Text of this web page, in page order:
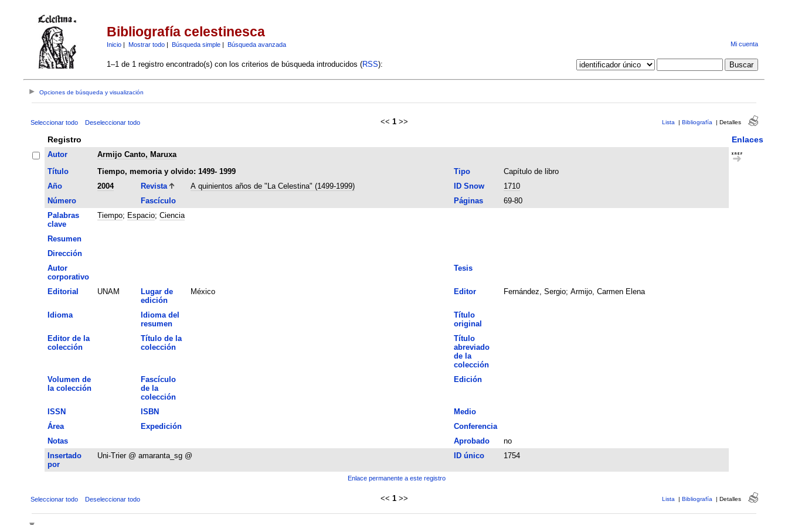
Bibliografía celestinesca
Inicio| Mostrar todo| Búsqueda simple| Búsqueda avanzada Mi cuenta
1–1 de 1 registro encontrado(s) con los criterios de búsqueda introducidos (RSS):
Opciones de búsqueda y visualización
Seleccionar todo Deseleccionar todo << 1 >> Lista | Bibliografía | Detalles
Registro Enlaces
Autor
Armijo Canto, Maruxa
Título
Tiempo, memoria y olvido: 1499- 1999 Tipo
Capítulo de libro
Año
2004 Revista A quinientos años de "La Celestina" (1499-1999) ID Snow
1710
Número
Fascículo Páginas
69-80
Palabras
clave
Tiempo; Espacio; Ciencia
Resumen
Dirección
Autor
corporativo
Tesis
Editorial UNAM
Lugar de
edición
México Editor Fernández, Sergio; Armijo, Carmen Elena
Idioma
Idioma del
resumen
Título
original
Editor de la
colección
Título de la
colección
Título
abreviado
de la
colección
Volumen de
la colección
Fascículo
de la
colección
Edición
ISSN ISBN
Medio
Área
Expedición
Conferencia
Notas
Aprobado
no
Insertado
por
Uni-Trier @ amaranta_sg @ ID único 1754
Enlace permanente a este registro
Seleccionar todo Deseleccionar todo << 1 >> Lista | Bibliografía | Detalles